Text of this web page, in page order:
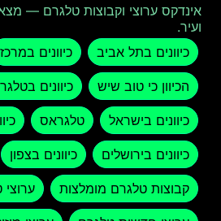
אינדקס ערוצי וקבוצות טלגרם —
ועיר.
כיוונים בתל אביב
כיוונים במרכז
הכיוון כי טוב שיש כיוונים
כיוונים בישראל טלגראס
כיוונים בירושלים כיוונים בצפון
קבוצות טלגרם מומלצות